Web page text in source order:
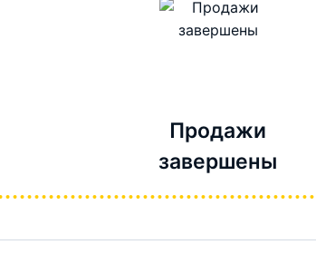
Продажи
завершены